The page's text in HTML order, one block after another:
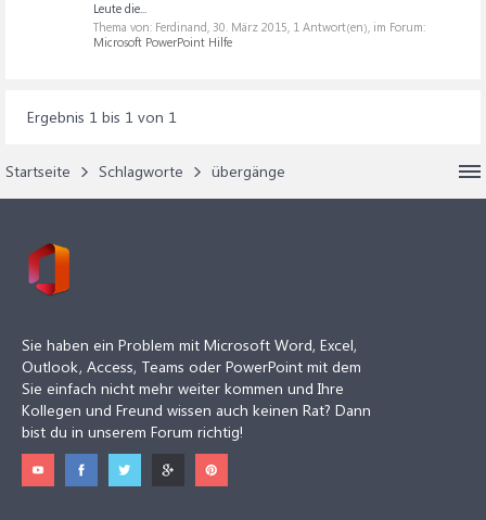
Leute die...
Thema von: Ferdinand, 30. März 2015, 1 Antwort(en), im Forum:
Microsoft PowerPoint Hilfe
Ergebnis 1 bis 1 von 1
Startseite Schlagworte übergänge
Sie haben ein Problem mit Microsoft Word, Excel,
Outlook, Access, Teams oder PowerPoint mit dem
Sie einfach nicht mehr weiter kommen und Ihre
Kollegen und Freund wissen auch keinen Rat? Dann
bist du in unserem Forum richtig!